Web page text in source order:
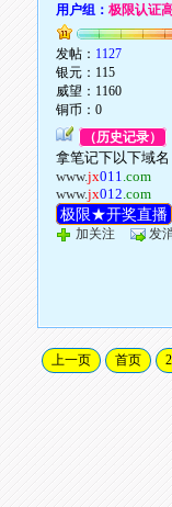
用户组：极限认证
发帖： 1127
银元：115
威望：1160
铜币：0
（历史记录）
拿笔记下以下域名
www.jx011.com
www.jx012.com
极限★开奖直播
加关注 发
上一页 首页